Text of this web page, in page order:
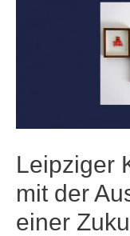
Leipziger
mit der
einer